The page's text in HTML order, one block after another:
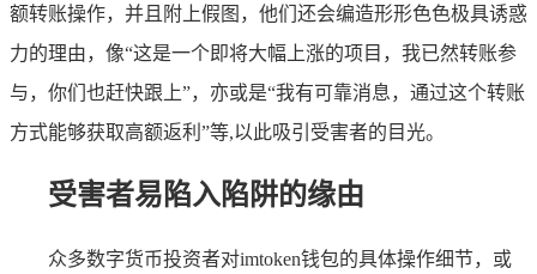
额转账操作，并且附上假图，他们还会编造形形色色极具诱惑
力的理由，像“这是一个即将大幅上涨的项目，我已然转账参
与，你们也赶快跟上”，亦或是“我有可靠消息，通过这个转账
方式能够获取高额返利”等,以此吸引受害者的目光。
受害者易陷入陷阱的缘由
众多数字货币投资者对imtoken钱包的具体操作细节，或